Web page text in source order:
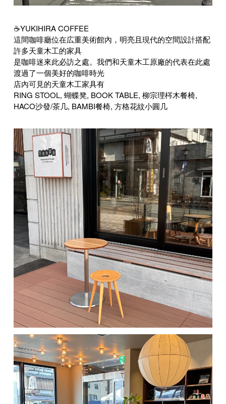
☕️YUKIHIRA COFFEE
這間咖啡廳位在広重美術館內，明亮且現代的空間設計搭配
許多天童木工的家具
是咖啡迷來此必訪之處。我們和天童木工原廠的代表在此處
渡過了一個美好的咖啡時光
店內可見的天童木工家具有
RING STOOL, 蝴蝶凳, BOOK TABLE, 柳宗理梣木餐椅,
HACO沙發/茶几, BAMBI餐椅, 方格花紋小圓几